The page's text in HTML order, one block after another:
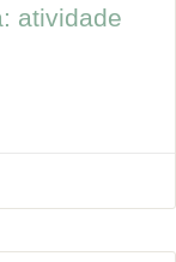
atividade